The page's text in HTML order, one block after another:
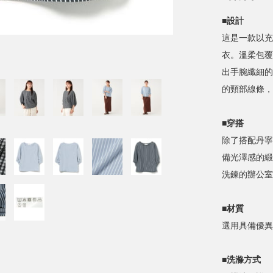
■設計
這是一款以
衣。溫柔包
出手腕纖細
的頸部線條
■穿搭
除了搭配丹
備光澤感的
洗鍊的辦公
■材質
選用具備優
■洗滌方式